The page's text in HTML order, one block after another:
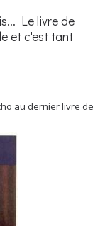
Le livre de
et c'est tant
au dernier livre de